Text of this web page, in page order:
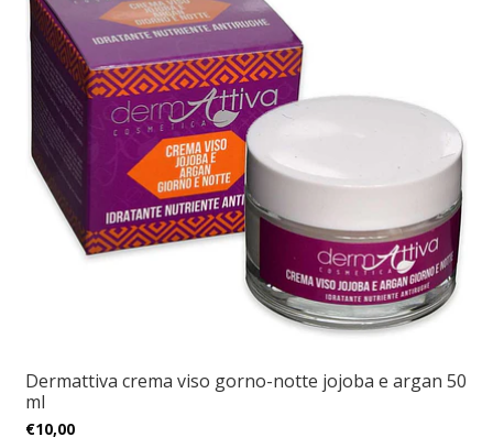
Dermattiva crema viso gorno-notte jojoba e argan 50
ml
€10,00